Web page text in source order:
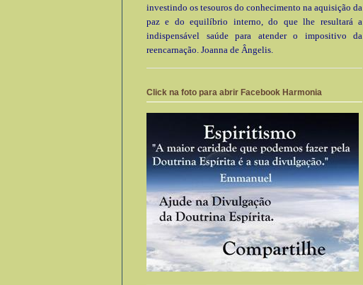
investindo os tesouros do conhecimento na aquisição da
paz e do equilíbrio interno, do que lhe resultará a
indispensável saúde para atender o impositivo da
reencarnação. Joanna de Ângelis.
Click na foto para abrir Facebook Harmonia